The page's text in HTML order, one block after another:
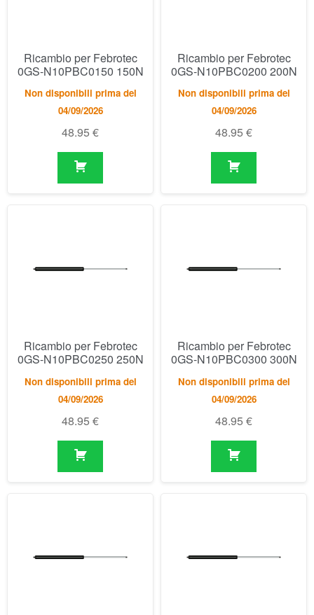
Ricambio per Febrotec
0GS-N10PBC0150 150N
Non disponibili prima del
04/09/2026
48.95 €
Ricambio per Febrotec
0GS-N10PBC0200 200N
Non disponibili prima del
04/09/2026
48.95 €
Ricambio per Febrotec
0GS-N10PBC0250 250N
Non disponibili prima del
04/09/2026
48.95 €
Ricambio per Febrotec
0GS-N10PBC0300 300N
Non disponibili prima del
04/09/2026
48.95 €